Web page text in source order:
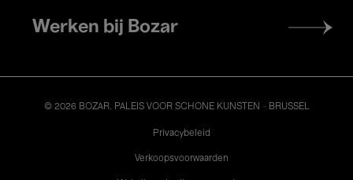
Werken bij Bozar
© 2026 BOZAR. PALEIS VOOR SCHONE KUNSTEN - BRUSSEL
Privacybeleid
Verkoopsvoorwaarden